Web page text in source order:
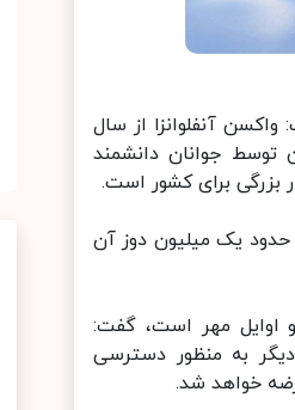
آنفلوانزا از سال
جوانان دانشمند
بزرگی برای کشور است.
که حدود یک میلیون دوز آن
اوایل مهر است، گفت:
به منظور دسترسی
خواهد شد.